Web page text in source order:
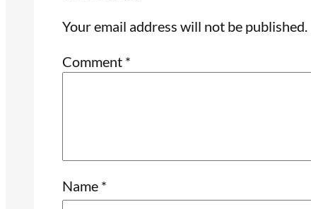
Your email address will not be published.
Comment *
Name *